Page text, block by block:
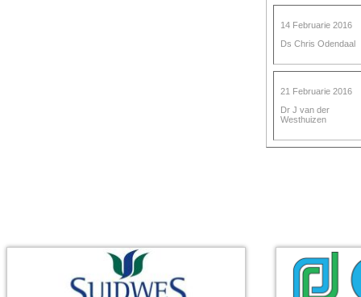
14 Februarie 2016
Ds Chris Odendaal
21 Februarie 2016
Dr J van der
Westhuizen